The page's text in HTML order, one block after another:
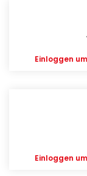
Einloggen
Einloggen